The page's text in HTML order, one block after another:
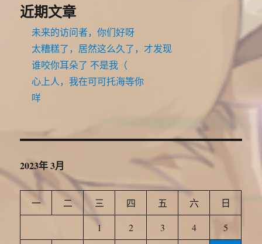
近期文章
未来的访问者，你们好呀
太糟糕了，居然这么久了，才发现
谁咬你耳朵了 不是我（
心上人，我在可可托海等你
咩
2023年 3月
一 二 三 四 五 六
日
1
2 3 4
5